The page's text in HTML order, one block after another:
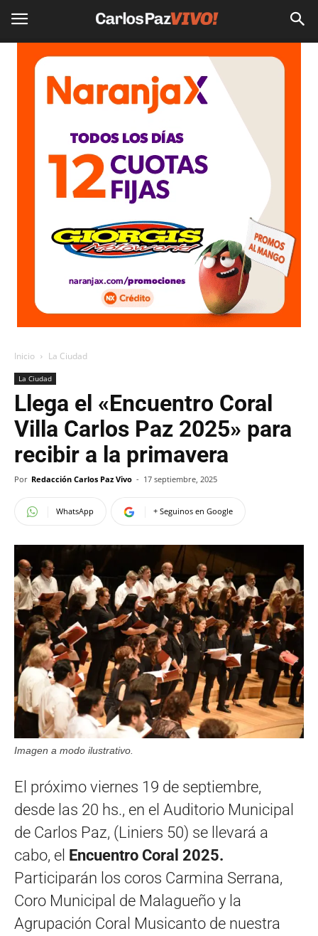
Inicio La Ciudad
La Ciudad
Llega el «Encuentro Coral
Villa Carlos Paz 2025» para
recibir a la primavera
Por Redacción Carlos Paz Vivo - 17 septiembre, 2025
WhatsApp + Seguinos en Google
Imagen a modo ilustrativo.
El próximo viernes 19 de septiembre,
desde las 20 hs., en el Auditorio Municipal
de Carlos Paz, (Liniers 50) se llevará a
cabo, el Encuentro Coral 2025.
Participarán los coros Carmina Serrana,
Coro Municipal de Malagueño y la
Agrupación Coral Musicanto de nuestra